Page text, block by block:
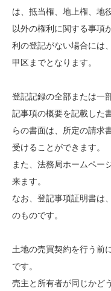
は、抵当権、地上権、地
以外の権利に関する事項
利の登記がない場合には
甲区までとなります。
登記記録の全部または一
記事項の概要を記載した
らの書面は、所定の請求
受けることができます。
また、法務局ホームペー
来ます。
なお、登記事項証明書は
のものです。
土地の売買契約を行う前
です。
売主と所有者が同じかど